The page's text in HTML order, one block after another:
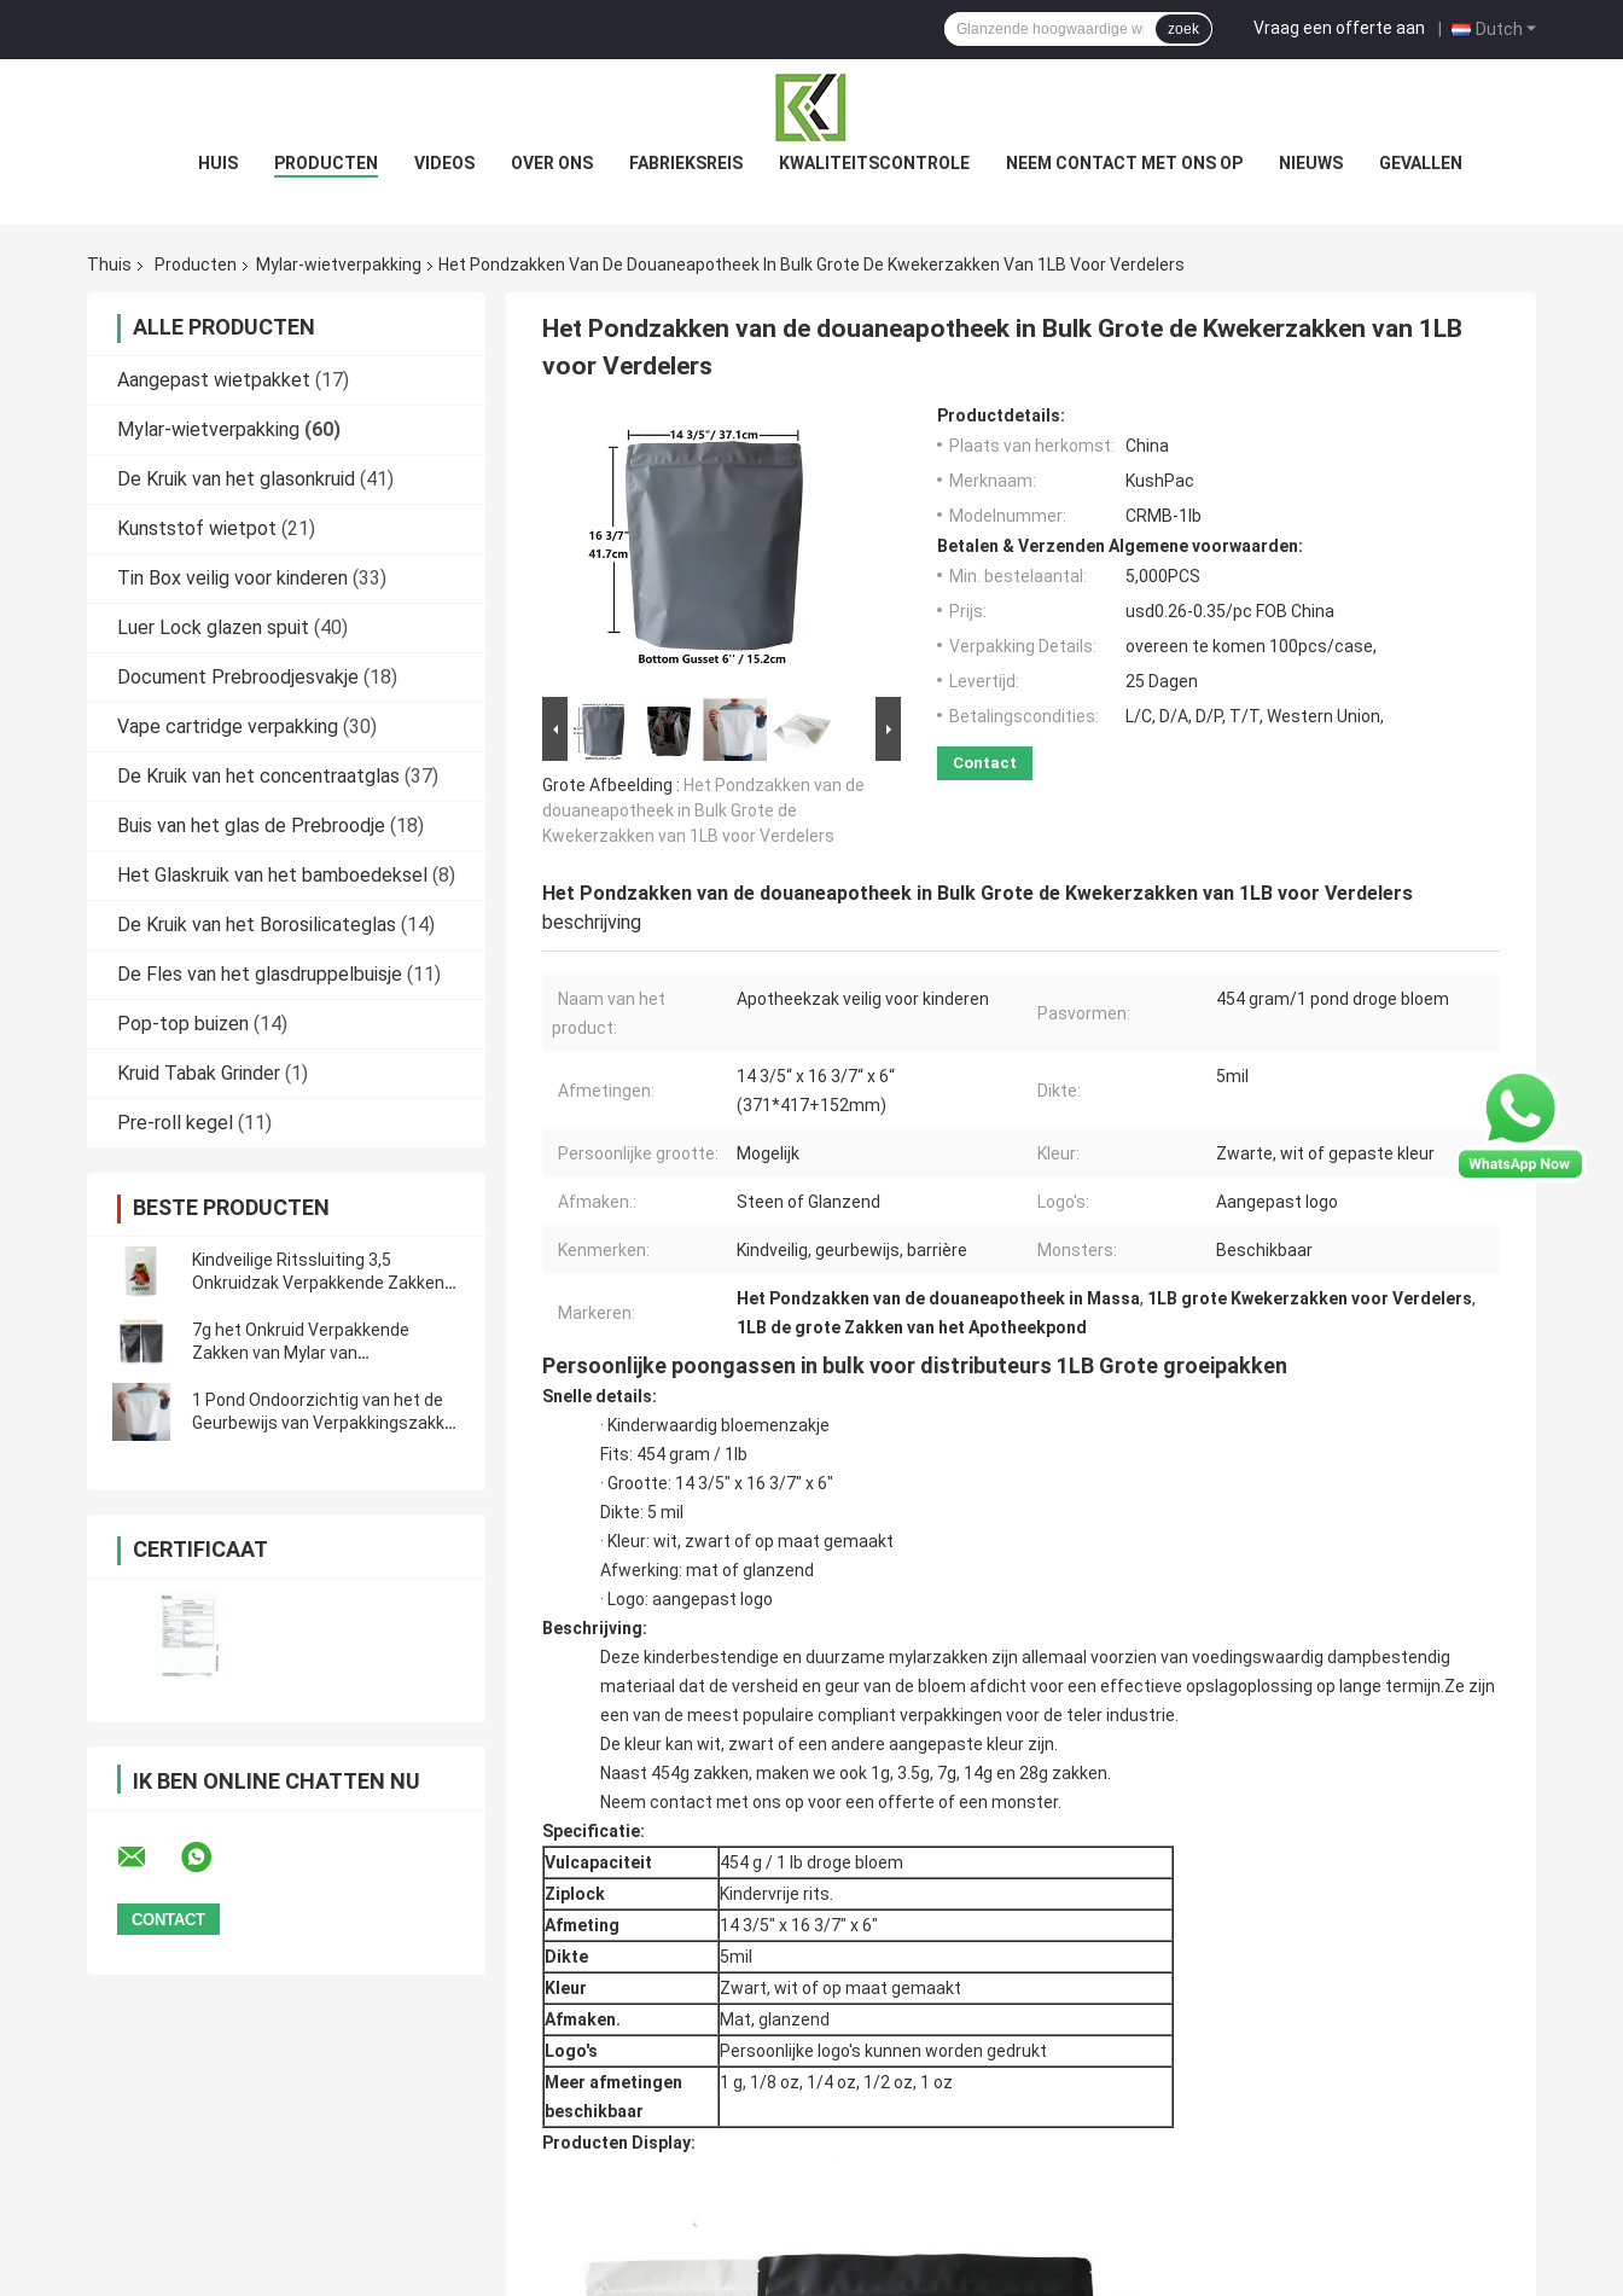
Dutch
Vraag een offerte aan |
zoek
HUIS PRODUCTEN VIDEOS OVER ONS FABRIEKSREIS KWALITEITSCONTROLE NEEM CONTACT MET ONS OP NIEUWS GEVALLEN
Thuis Producten Mylar-wietverpakking Het Pondzakken Van De Douaneapotheek In Bulk Grote De Kwekerzakken Van 1LB Voor Verdelers
ALLE PRODUCTEN
Aangepast wietpakket (17)
Mylar-wietverpakking (60)
De Kruik van het glasonkruid (41)
Kunststof wietpot (21)
Tin Box veilig voor kinderen (33)
Luer Lock glazen spuit (40)
Document Prebroodjesvakje (18)
Vape cartridge verpakking (30)
De Kruik van het concentraatglas (37)
Buis van het glas de Prebroodje (18)
Het Glaskruik van het bamboedeksel (8)
De Kruik van het Borosilicateglas (14)
De Fles van het glasdruppelbuisje (11)
Pop-top buizen (14)
Kruid Tabak Grinder (1)
Pre-roll kegel (11)
BESTE PRODUCTEN
Kindveilige Ritssluiting 3,5
Onkruidzak Verpakkende Zakken
Onkruid
7g het Onkruid Verpakkende
Zakken van Mylar van
1 Pond Ondoorzichtig van het de
Geurbewijs van Verpakkingszakken
CERTIFICAAT
IK BEN ONLINE CHATTEN NU
Het Pondzakken van de douaneapotheek in Bulk Grote de Kwekerzakken van 1LB
voor Verdelers
Grote Afbeelding : Het Pondzakken van de
douaneapotheek in Bulk Grote de
Kwekerzakken van 1LB voor Verdelers
Productdetails:
Plaats van herkomst:
China
Merknaam:
KushPac
Modelnummer:
CRMB-1lb
Betalen & Verzenden Algemene voorwaarden:
Min. bestelaantal:
5,000PCS
Prijs:
usd0.26-0.35/pc FOB China
Verpakking Details:
overeen te komen 100pcs/case,
Levertijd:
25 Dagen
Betalingscondities:
L/C, D/A, D/P, T/T, Western Union,
Contact
Het Pondzakken van de douaneapotheek in Bulk Grote de Kwekerzakken van 1LB voor Verdelers
beschrijving
Naam van het
product:
Apotheekzak veilig voor kinderen
Pasvormen:
454 gram/1 pond droge bloem
Afmetingen:
14 3/5“ x 16 3/7“ x 6“
(371*417+152mm)
Dikte:
5mil
Persoonlijke grootte: Mogelijk Kleur: Zwarte, wit of gepaste kleur
Afmaken.: Steen of Glanzend Logo's: Aangepast logo
Kenmerken: Kindveilig, geurbewijs, barrière Monsters: Beschikbaar
Markeren:
Het Pondzakken van de douaneapotheek in Massa, 1LB grote Kwekerzakken voor Verdelers,
1LB de grote Zakken van het Apotheekpond
Persoonlijke poongassen in bulk voor distributeurs 1LB Grote groeipakken
Snelle details:
· Kinderwaardig bloemenzakje
Fits: 454 gram / 1lb
· Grootte: 14 3/5" x 16 3/7" x 6"
Dikte: 5 mil
· Kleur: wit, zwart of op maat gemaakt
Afwerking: mat of glanzend
· Logo: aangepast logo
Beschrijving:
Deze kinderbestendige en duurzame mylarzakken zijn allemaal voorzien van voedingswaardig dampbestendig
materiaal dat de versheid en geur van de bloem afdicht voor een effectieve opslagoplossing op lange termijn.Ze zijn
een van de meest populaire compliant verpakkingen voor de teler industrie.
De kleur kan wit, zwart of een andere aangepaste kleur zijn.
Naast 454g zakken, maken we ook 1g, 3.5g, 7g, 14g en 28g zakken.
Neem contact met ons op voor een offerte of een monster.
Specificatie:
Vulcapaciteit
454 g / 1 lb droge bloem
Ziplock
Kindervrije rits.
Afmeting
14 3/5" x 16 3/7" x 6"
Dikte
5mil
Kleur
Zwart, wit of op maat gemaakt
Afmaken.
Mat, glanzend
Logo's
Persoonlijke logo's kunnen worden gedrukt
Meer afmetingen
beschikbaar
1 g, 1/8 oz, 1/4 oz, 1/2 oz, 1 oz
Producten Display: